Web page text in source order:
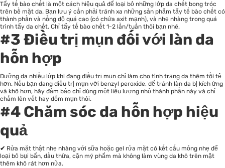
Tẩy tế bào chết là một cách hiệu quả để loại bỏ những lớp da chết bong tróc
trên bề mặt da. Bạn lưu ý cần phải tránh xa những sản phẩm tẩy tế bào chết có
thành phần và nồng độ quá cao (có chứa axit mạnh), và nhẹ nhàng trong quá
trình tẩy da chết. Chỉ tẩy tế bào chết 1-2 lần/tuần thôi bạn nhé.
#3 Điều trị mụn đối với làn da
hỗn hợp
Dưỡng da nhiều lớp khi đang điều trị mụn chỉ làm cho tình trạng da thêm tồi tệ
hơn. Nếu bạn đang điều trị mụn với benzyl peroxide, để tránh làn da bị kích ứng
và khô hơn, hãy đảm bảo chỉ dùng một liều lượng nhỏ thành phần này và chỉ
chấm lên vết hay đốm mụn thôi.
#4Chăm sóc da hỗn hợp hiệu
quả
✔ Rửa mặt thật nhẹ nhàng với sữa hoặc gel rửa mặt có kết cấu mỏng nhẹ để
loại bỏ bụi bẩn, dầu thừa, cặn mỹ phẩm mà không làm vùng da khô trên mặt
thêm khô rát hơn nữa.